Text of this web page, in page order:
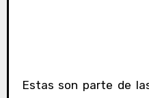
Estas son parte de